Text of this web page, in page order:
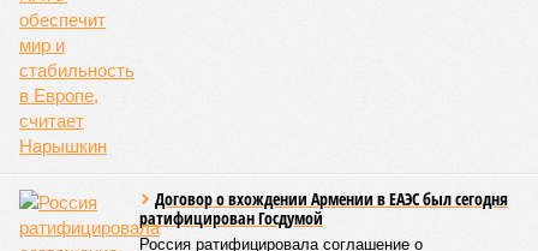
Договор о вхождении Армении в ЕАЭС был сегодня
ратифицирован Госдумой
Россия ратифицировала соглашение о